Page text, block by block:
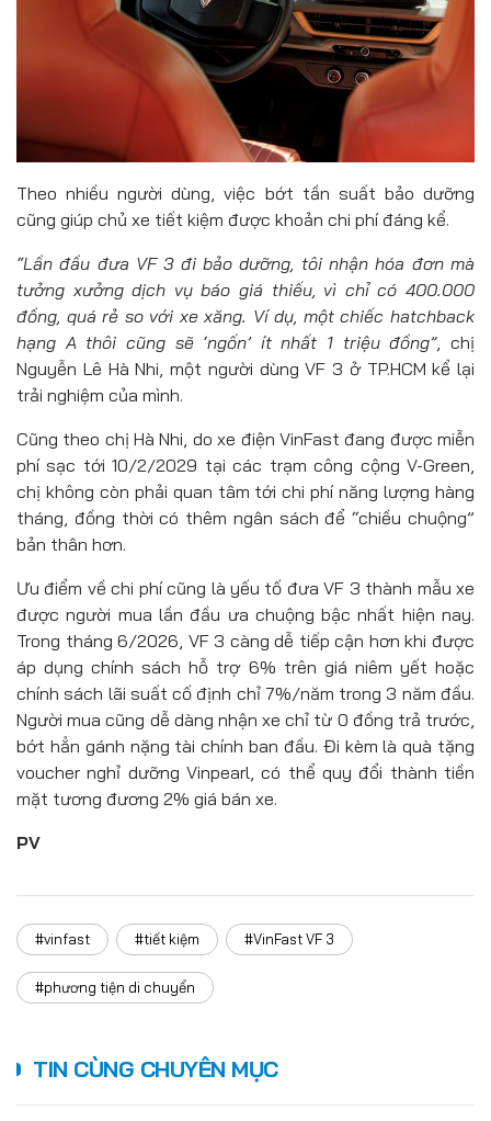
Theo nhiều người dùng, việc bớt tần suất bảo dưỡng
cũng giúp chủ xe tiết kiệm được khoản chi phí đáng kể.
“Lần đầu đưa VF 3 đi bảo dưỡng, tôi nhận hóa đơn mà
tưởng xưởng dịch vụ báo giá thiếu, vì chỉ có 400.000
đồng, quá rẻ so với xe xăng. Ví dụ, một chiếc hatchback
hạng A thôi cũng sẽ ‘ngốn’ ít nhất 1 triệu đồng”, chị
Nguyễn Lê Hà Nhi, một người dùng VF 3 ở TP.HCM kể lại
trải nghiệm của mình.
Cũng theo chị Hà Nhi, do xe điện VinFast đang được miễn
phí sạc tới 10/2/2029 tại các trạm công cộng V-Green,
chị không còn phải quan tâm tới chi phí năng lượng hàng
tháng, đồng thời có thêm ngân sách để “chiều chuộng”
bản thân hơn.
Ưu điểm về chi phí cũng là yếu tố đưa VF 3 thành mẫu xe
được người mua lần đầu ưa chuộng bậc nhất hiện nay.
Trong tháng 6/2026, VF 3 càng dễ tiếp cận hơn khi được
áp dụng chính sách hỗ trợ 6% trên giá niêm yết hoặc
chính sách lãi suất cố định chỉ 7%/năm trong 3 năm đầu.
Người mua cũng dễ dàng nhận xe chỉ từ 0 đồng trả trước,
bớt hẳn gánh nặng tài chính ban đầu. Đi kèm là quà tặng
voucher nghỉ dưỡng Vinpearl, có thể quy đổi thành tiền
mặt tương đương 2% giá bán xe.
PV
#vinfast #tiết kiệm #VinFast VF 3
#phương tiện di chuyển
TIN CÙNG CHUYÊN MỤC